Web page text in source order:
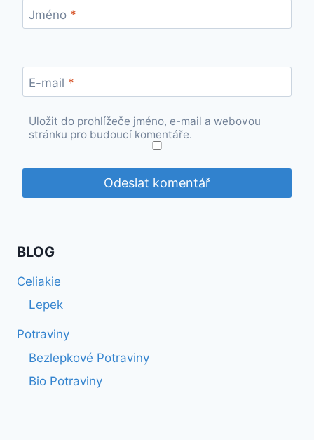
Jméno *
E-mail *
Uložit do prohlížeče jméno, e-mail a webovou
stránku pro budoucí komentáře.
BLOG
Celiakie
Lepek
Potraviny
Bezlepkové Potraviny
Bio Potraviny